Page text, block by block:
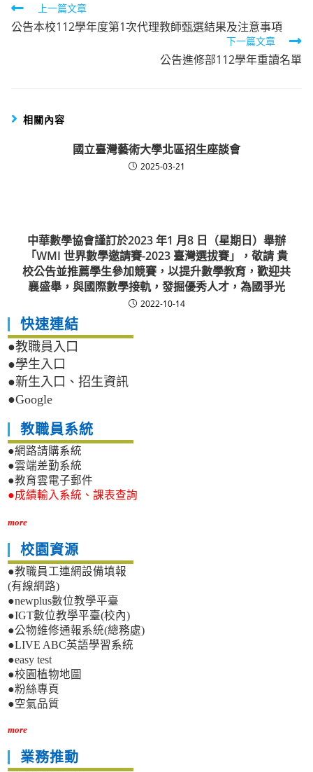
Read
more
上一篇文章
公告本校112學年度第1次代理教師甄選結果及注意事項
下一篇文章
公告進修部112學年重讀名單
相關內容
國立臺灣藝術大學北區招生座談會
2025-03-21
中華數學協會謹訂於2023 年1 月8 日（星期日）舉辦
「WMI 世界數學邀請賽-2023 臺灣選拔賽」，敬請 貴
校公告並推薦學生參加競賽，以提升數學教育，歡迎共
襄盛舉，與國際數學接軌，發掘優秀人才，為國爭光
2022-10-14
快速連結
●教職員入口
●學生入口
●新生入口、招生資訊
●Google
教職員系統
●網路請購系統
●雲端差勤系統
●教育雲電子郵件
●成績輸入系統、課表查詢
more
校園資源
●教職員工連網設備填報
(有線網路)
●newplus數位教學平臺
●IGT數位教學平臺(校內)
●公物維修通報系統(總務處)
●LIVE ABC英語學習系統
●easy test
●校園植物地圖
●粉絲專頁
●空氣品質
more
業務推動